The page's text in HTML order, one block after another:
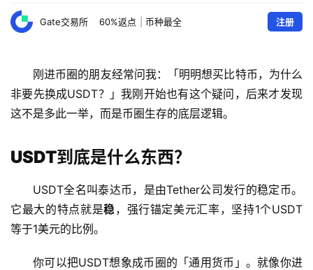
Gate交易所 60%返点 币种最全 注册
刚进币圈的朋友经常问我：「明明想买比特币，为什么
非要先换成USDT？」我刚开始也有这个疑问，后来才发现
这不是多此一举，而是币圈生存的底层逻辑。
USDT到底是什么东西？
USDT全名叫泰达币，是由Tether公司发行的稳定币。
它最大的特点就是稳，强行锚定美元汇率，坚持1个USDT
等于1美元的比例。
你可以把USDT想象成币圈的「通用货币」。就像你进